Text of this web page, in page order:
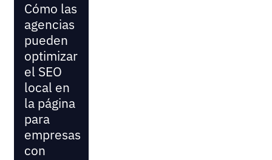
Cómo las
agencias
pueden
optimizar
el SEO
local en
la página
para
empresas
con